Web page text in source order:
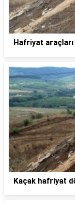
Hafriyat
Kaçak hafriyat